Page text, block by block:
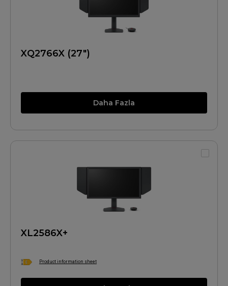
XQ2766X (27")
Daha Fazla
XL2586X+
Product information sheet